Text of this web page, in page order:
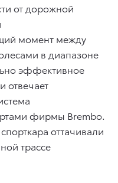
от дорожной
момент между
в диапазоне
эффективное
отвечает
фирмы Brembo.
оттачивали
трассе